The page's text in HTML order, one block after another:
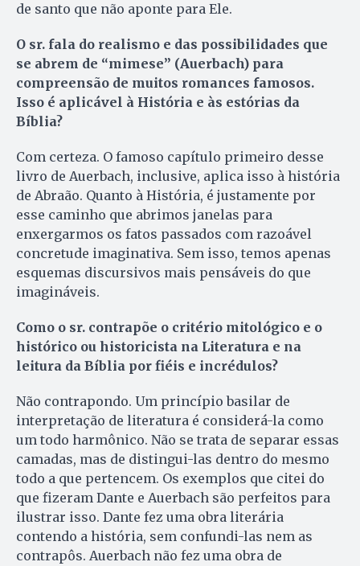
de santo que não aponte para Ele.
O sr. fala do realismo e das possibilidades que
se abrem de “mimese” (Au­erbach) para
compreensão de mui­tos romances famosos.
Isso é aplicável à História e às estórias da
Bíblia?
Com certeza. O famoso capítulo primeiro desse
livro de Auerbach, inclusive, aplica isso à história
de Abraão. Quanto à História, é justamente por
esse caminho que abrimos janelas para
enxergarmos os fatos passados com razoável
concretude imaginativa. Sem isso, temos apenas
esquemas discursivos mais pensáveis do que
imagináveis.
Como o sr. contrapõe o critério mitológico e o
histórico ou historicista na Literatura e na
leitura da Bíblia por fiéis e incrédulos?
Não contrapondo. Um princípio basilar de
interpretação de literatura é considerá-la como
um todo harmônico. Não se trata de separar essas
camadas, mas de distingui-las dentro do mesmo
todo a que pertencem. Os exemplos que citei do
que fizeram Dante e Auerbach são perfeitos para
ilustrar isso. Dante fez uma obra literária
contendo a história, sem confundi-las nem as
contrapôs. Auerbach não fez uma obra de